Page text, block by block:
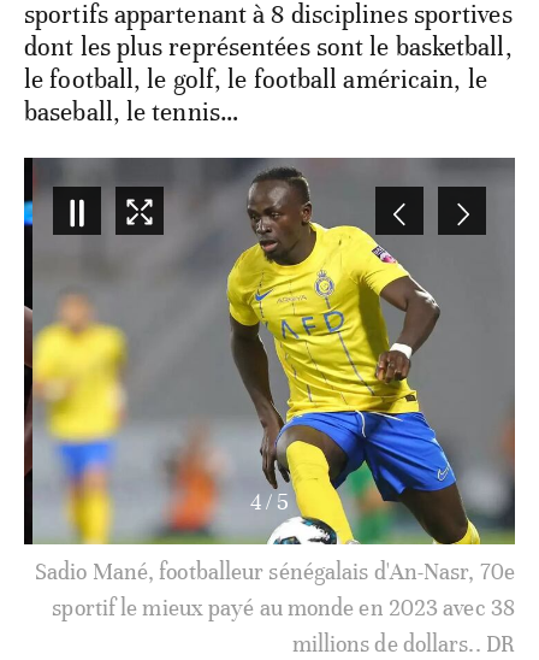
sportifs appartenant à 8 disciplines sportives
dont les plus représentées sont le basketball,
le football, le golf, le football américain, le
baseball, le tennis…
4/5
Sadio Mané, footballeur sénégalais d'An-Nasr, 70e
sportif le mieux payé au monde en 2023 avec 38
millions de dollars.. DR